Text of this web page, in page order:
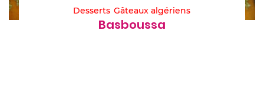
Desserts Gâteaux algériens
Basboussa